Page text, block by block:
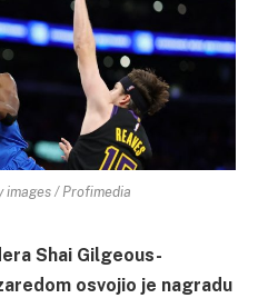
images / Profimedia
Shai Gilgeous-
osvojio je nagradu